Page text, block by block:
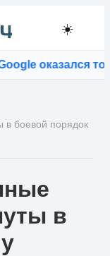
☀️
оказался
в боевой порядок
в